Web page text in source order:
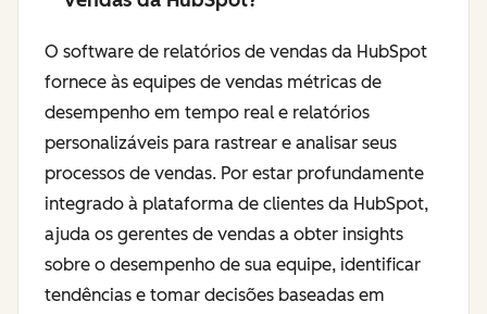
O software de relatórios de vendas da HubSpot
fornece às equipes de vendas métricas de
desempenho em tempo real e relatórios
personalizáveis para rastrear e analisar seus
processos de vendas. Por estar profundamente
integrado à plataforma de clientes da HubSpot,
ajuda os gerentes de vendas a obter insights
sobre o desempenho de sua equipe, identificar
tendências e tomar decisões baseadas em